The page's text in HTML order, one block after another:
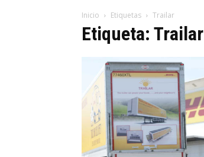
Inicio Etiquetas Trailar
Etiqueta: Trailar